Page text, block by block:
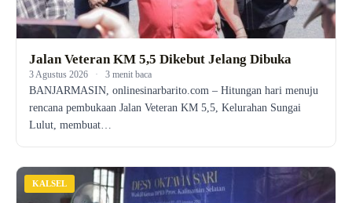
Jalan Veteran KM 5,5 Dikebut Jelang Dibuka
3 Agustus 2026 · 3 menit baca
BANJARMASIN, onlinesinarbarito.com – Hitungan hari menuju
rencana pembukaan Jalan Veteran KM 5,5, Kelurahan Sungai
Lulut, membuat…
KALSEL